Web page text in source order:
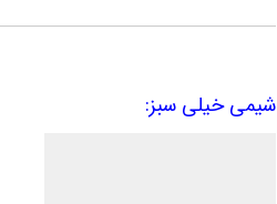
شیمی خیلی سبز: